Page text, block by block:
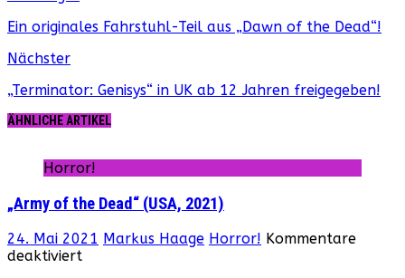
Ein originales Fahrstuhl-Teil aus „Dawn of the Dead“!
Nächster
„Terminator: Genisys“ in UK ab 12 Jahren freigegeben!
ÄHNLICHE ARTIKEL
Horror!
„Army of the Dead“ (USA, 2021)
24. Mai 2021 Markus Haage Horror! Kommentare
deaktiviertfür